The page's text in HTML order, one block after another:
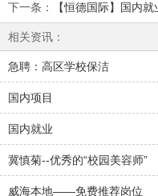
下一条 ： 【恒德国际】国内就
相关资讯：
急聘：高区学校保洁
国内项目
国内就业
冀慎菊--优秀的“校园美容师”
威海本地——免费推荐岗位